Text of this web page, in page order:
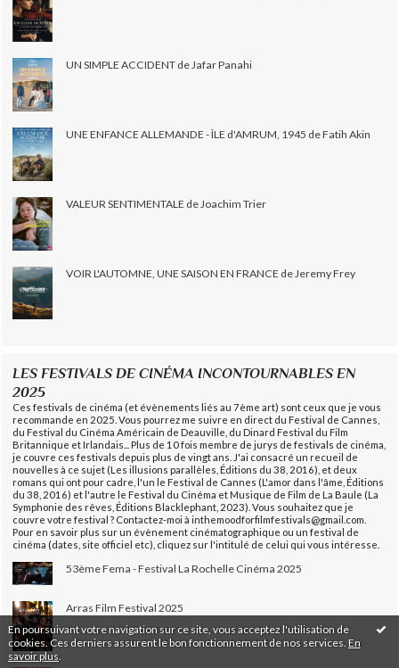
En poursuivant votre navigation sur ce site, vous acceptez l'utilisation de
cookies. Ces derniers assurent le bon fonctionnement de nos services. En
savoir plus
UN SIMPLE ACCIDENT de Jafar Panahi
UNE ENFANCE ALLEMANDE - ÎLE d'AMRUM, 1945 de Fatih Akin
VALEUR SENTIMENTALE de Joachim Trier
VOIR L'AUTOMNE, UNE SAISON EN FRANCE de Jeremy Frey
LES FESTIVALS DE CINÉMA INCONTOURNABLES EN
2025
Ces festivals de cinéma (et évènements liés au 7ème art) sont ceux que je vous
recommande en 2025. Vous pourrez me suivre en direct du Festival de Cannes,
du Festival du Cinéma Américain de Deauville, du Dinard Festival du Film
Britannique et Irlandais... Plus de 10 fois membre de jurys de festivals de cinéma,
je couvre ces festivals depuis plus de vingt ans. J'ai consacré un recueil de
nouvelles à ce sujet (Les illusions parallèles, Éditions du 38, 2016), et deux
romans qui ont pour cadre, l'un le Festival de Cannes (L'amor dans l'âme, Éditions
du 38, 2016) et l'autre le Festival du Cinéma et Musique de Film de La Baule (La
Symphonie des rêves, Éditions Blacklephant, 2023). Vous souhaitez que je
couvre votre festival ? Contactez-moi à inthemoodforfilmfestivals@gmail.com.
Pour en savoir plus sur un évènement cinématographique ou un festival de
cinéma (dates, site officiel etc), cliquez sur l'intitulé de celui qui vous intéresse.
53ème Fema - Festival La Rochelle Cinéma 2025
Arras Film Festival 2025